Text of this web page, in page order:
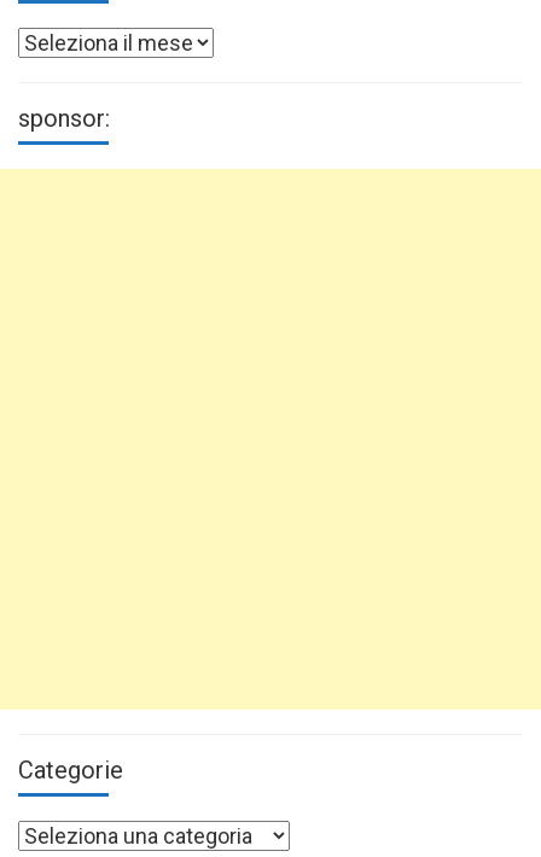
Archivi
sponsor:
Categorie
Categorie